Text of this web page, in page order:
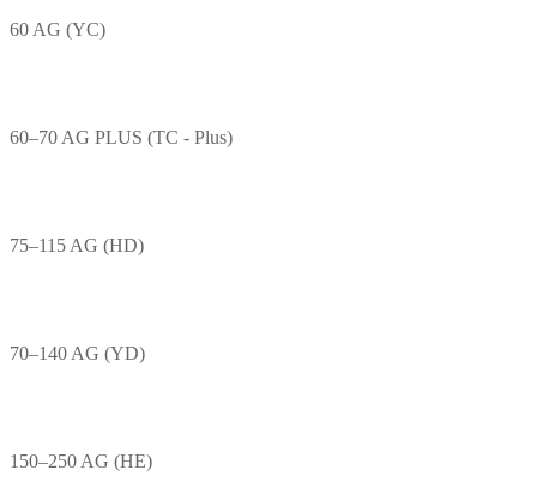
60 AG (YC)
60–70 AG PLUS (TC - Plus)
75–115 AG (HD)
70–140 AG (YD)
150–250 AG (HE)